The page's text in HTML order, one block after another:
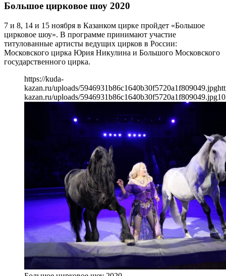
Большое цирковое шоу 2020
7 и 8, 14 и 15 ноября в Казанком цирке пройдет «Большое
цирковое шоу». В программе принимают участие
титулованные артисты ведущих цирков в России:
Московского цирка Юрия Никулина и Большого Московского
государственного цирка.
https://kuda-
kazan.ru/uploads/5946931b86c1640b30f5720a1f809049.jpg
kazan.ru/uploads/5946931b86c1640b30f5720a1f809049.jpg